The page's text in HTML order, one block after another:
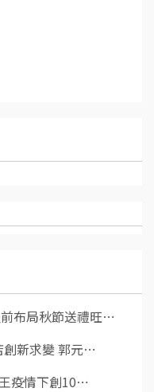
布局秋節送禮旺⋯
創新求變 郭元⋯
疫情下創10⋯